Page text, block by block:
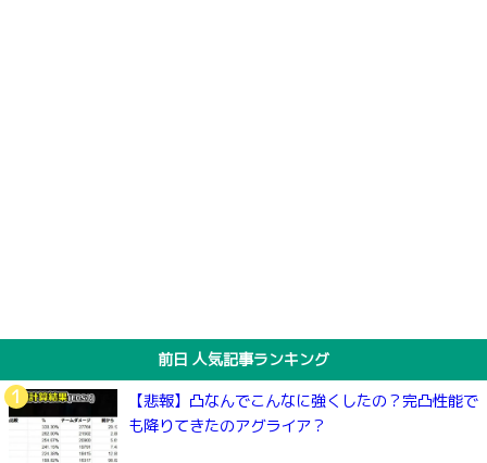
前日 人気記事ランキング
【悲報】凸なんでこんなに強くしたの？完凸性能で
も降りてきたのアグライア？